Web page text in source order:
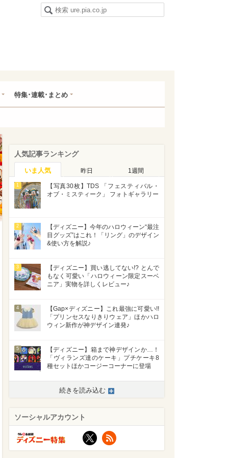
特集･連載･まとめ
人気記事ランキング
いま人気 昨日 1週間
1
【写真30枚】TDS 「フェスティバル・
オブ・ミスティーク」 フォトギャラリー
2
【ディズニー】今年のハロウィーン“最注
目グッズ”はこれ！「リング」のデザイン
&使い方を解説♪
3
【ディズニー】買い逃してない!? とんで
もなく可愛い「ハロウィーン限定スーベ
ニア」実物を詳しくレビュー♪
4
【Gap×ディズニー】これ最強に可愛い!!
「プリンセスなりきりウェア」ほかハロ
ウィン新作が神デザイン連発♪
5
【ディズニー】箱まで神デザインか…！
「ヴィランズ達のケーキ」プチケーキ8
種セットほかコージーコーナーに登場
続きを読み込む
ソーシャルアカウント
X